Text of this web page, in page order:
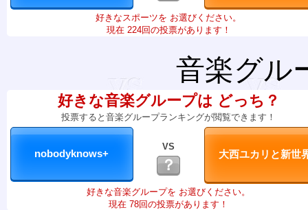
好きなスポーツを お選びください。
現在 224回の投票があります！
音楽グル
好きな音楽グループは どっち？
投票すると音楽グループランキングが閲覧できます！
VS
？
好きな音楽グループを お選びください。
現在 78回の投票があります！